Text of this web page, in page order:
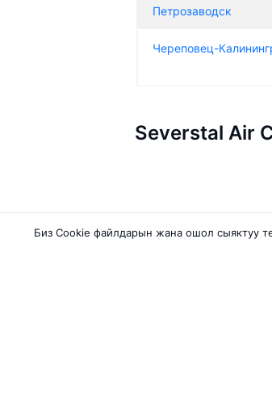
Петрозаводск
Череповец-
Severstal Air
Биз Сookie файлдарын жана ошол сыяктуу